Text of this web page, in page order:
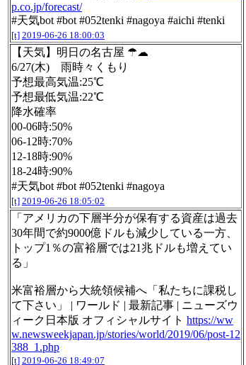
p.co.jp/forecast/
#天気bot #bot #052tenki #nagoya #aichi #tenki
[t] 2019-06-26 18:00:03
【天気】明日の名古屋 ☂☁
6/27(木) 雨時々くもり
予想最高気温:25℃
予想最低気温:22℃
降水確率
00-06時:50%
06-12時:70%
12-18時:90%
18-24時:90%
#天気bot #bot #052tenki #nagoya
[t] 2019-06-26 18:05:02
「アメリカの下層半分が保有する資産は過去
30年間で約9000億ドルも減少している一方、
トップ1％の富裕層では21兆ドルも増えてい
る」
米富裕層から大統領候補へ「私たちに課税し
て下さい」 | ワールド | 最新記事 | ニューズウ
ィーク日本版 オフィシャルサイト https://ww
w.newsweekjapan.jp/stories/world/2019/06/post-12
388_1.php
[t] 2019-06-26 18:49:07